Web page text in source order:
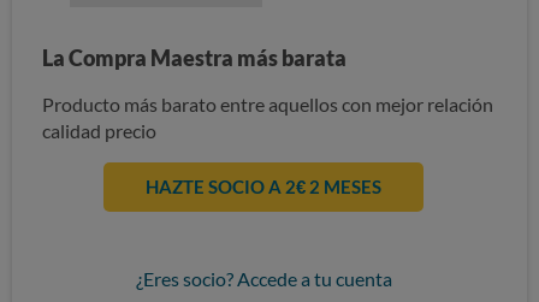
La Compra Maestra más barata
Producto más barato entre aquellos con mejor relación
calidad precio
HAZTE SOCIO A 2€ 2 MESES
¿Eres socio? Accede a tu cuenta